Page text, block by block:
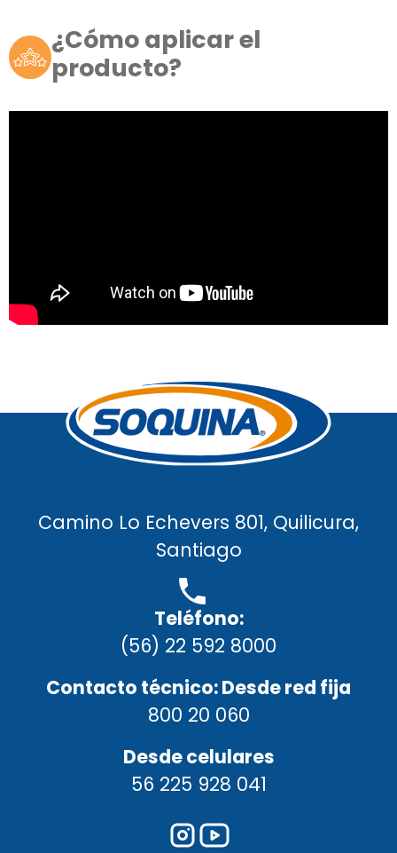
¿Cómo aplicar el
producto?
Camino Lo Echevers 801, Quilicura,
Santiago
Teléfono:
(56) 22 592 8000
Contacto técnico: Desde red fija
800 20 060
Desde celulares
56 225 928 041